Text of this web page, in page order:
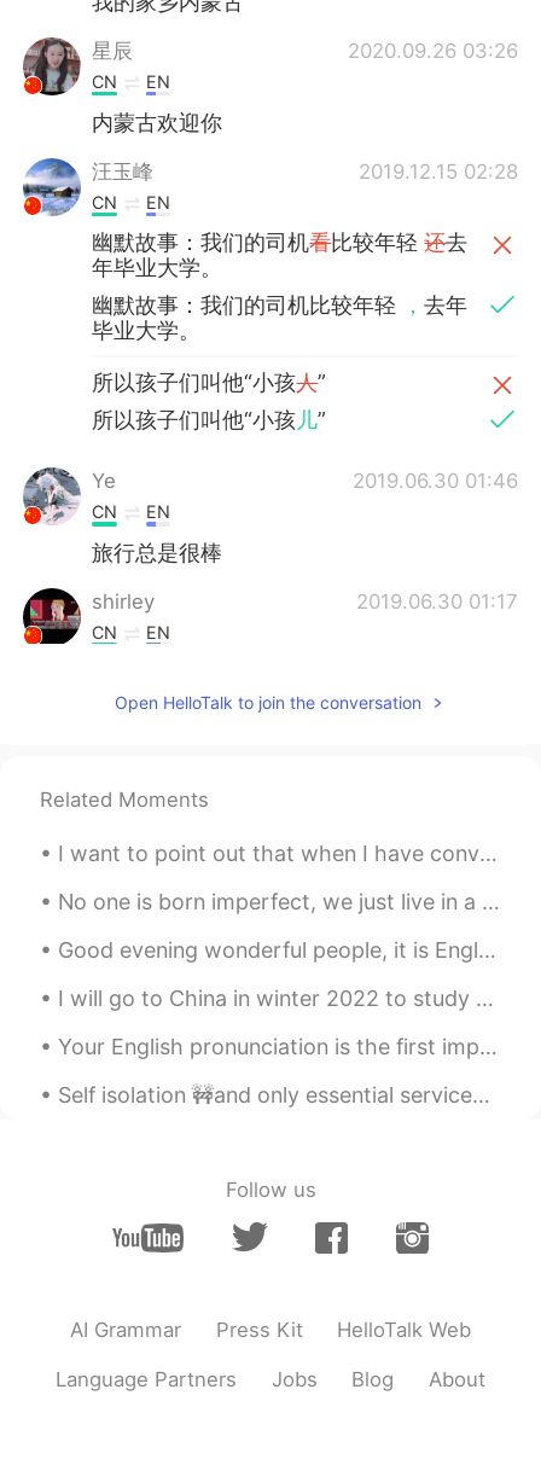
星辰 2020.09.26 03:26
CN EN
内蒙古欢迎你
汪玉峰 2019.12.15 02:28
CN EN
幽默故事：我们的司机看比较年轻还去
年毕业大学。
幽默故事：我们的司机比较年轻
，去年
毕业大学。
所以孩子们叫他“小孩人”
所以孩子们叫他“小孩儿”
Ye 2019.06.30 01:46
CN EN
旅行总是很棒
shirley 2019.06.30 01:17
CN EN
当然我们也吃了很多羊肉。 看上去比较年
Alex 2019.06.30 00:58
CN FR
没结婚的都是小孩😄
jing_potter 2019.06.30 00:53
哇，我在内蒙古
yuelei 2019.06.30 00:50
这周末我陪我的中国家人到内蒙古！
这周末我陪我的中国家人到内蒙古玩
儿！
羊肉
很多羊肉
Open HelloTalk to join the conversation
Related Moments
I want to point out that when I have conversations with people, I will not speak in English that ...
No one is born imperfect, we just live in a judge-mental society ❌ (I had a little photo shoot w...
Good evening wonderful people, it is English speaking practice time! Send me a message if you wo...
I will go to China in winter 2022 to study at Tsinghua university, is someone here already a stud...
Your English pronunciation is the first impression other people get when you speak. You may have ...
Self isolation 🚧and only essential services being open 🏨🏥in Canada is starting to be a real thing...
Follow us
AI Grammar Press Kit HelloTalk Web
Language Partners Jobs Blog About